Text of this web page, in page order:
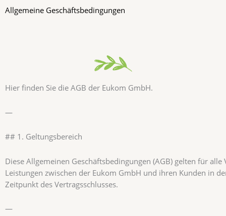
Allgemeine Geschäftsbedingungen
Hier finden Sie die AGB der Eukom GmbH.
—
## 1. Geltungsbereich
Diese Allgemeinen Geschäftsbedingungen (AGB) gelten für
Leistungen zwischen der Eukom GmbH und ihren Kunden in
Zeitpunkt des Vertragsschlusses.
—